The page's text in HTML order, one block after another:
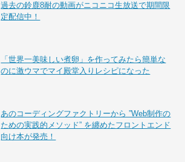
過去の鈴鹿8耐の動画がニコニコ生放送で期間限
定配信中！
「世界一美味しい煮卵」を作ってみたら簡単な
のに激ウマでマイ殿堂入りレシピになった
あのコーディングファクトリーから ”Web制作の
ための実践的メソッド” を纏めたフロントエンド
向け本が発売！